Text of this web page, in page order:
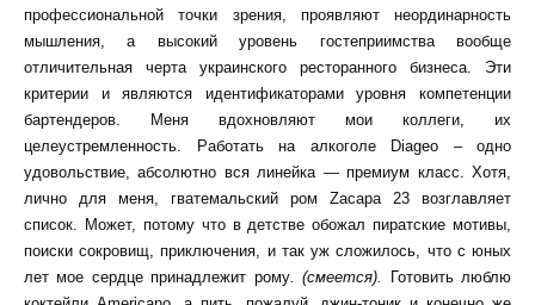
профессиональной точки зрения, проявляют неординарность
мышления, а высокий уровень гостеприимства вообще
отличительная черта украинского ресторанного бизнеса. Эти
критерии и являются идентификаторами уровня компетенции
бартендеров. Меня вдохновляют мои коллеги, их
целеустремленность. Работать на алкоголе Diageo – одно
удовольствие, абсолютно вся линейка — премиум класс. Хотя,
лично для меня, гватемальский ром Zacapa 23 возглавляет
список. Может, потому что в детстве обожал пиратские мотивы,
поиски сокровищ, приключения, и так уж сложилось, что с юных
лет мое сердце принадлежит рому. (смеется).
Готовить люблю